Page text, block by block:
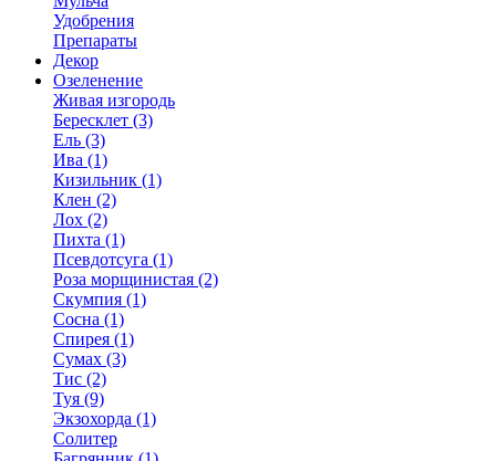
Удобрения
Препараты
Декор
Озеленение
Живая изгородь
Бересклет (3)
Ель (3)
Ива (1)
Кизильник (1)
Клен (2)
Лох (2)
Пихта (1)
Псевдотсуга (1)
Роза морщинистая (2)
Скумпия (1)
Сосна (1)
Спирея (1)
Сумах (3)
Тис (2)
Туя (9)
Экзохорда (1)
Солитер